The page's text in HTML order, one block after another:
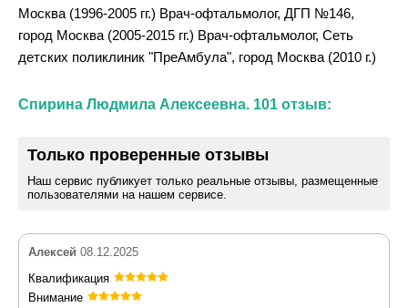
Москва (1996-2005 гг.) Врач-офтальмолог, ДГП №146,
город Москва (2005-2015 гг.) Врач-офтальмолог, Сеть
детских поликлиник "ПреАмбула", город Москва (2010 г.)
Спирина Людмила Алексеевна. 101 отзыв:
Только проверенные отзывы
Наш сервис публикует только реальные отзывы, размещенные
пользователями на нашем сервисе.
Алексей 08.12.2025
Квалификация
Внимание